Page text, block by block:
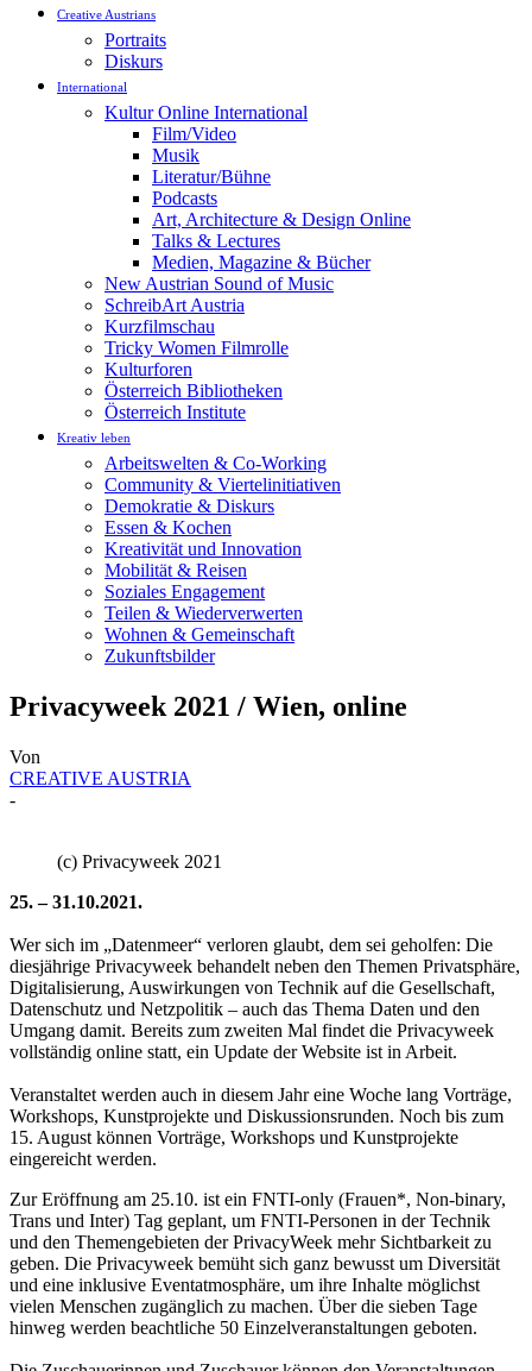
Creative Austrians
Portraits
Diskurs
International
Kultur Online International
Film/Video
Musik
Literatur/Bühne
Podcasts
Art, Architecture & Design Online
Talks & Lectures
Medien, Magazine & Bücher
New Austrian Sound of Music
SchreibArt Austria
Kurzfilmschau
Tricky Women Filmrolle
Kulturforen
Österreich Bibliotheken
Österreich Institute
Kreativ leben
Arbeitswelten & Co-Working
Community & Viertelinitiativen
Demokratie & Diskurs
Essen & Kochen
Kreativität und Innovation
Mobilität & Reisen
Soziales Engagement
Teilen & Wiederverwerten
Wohnen & Gemeinschaft
Zukunftsbilder
Privacyweek 2021 / Wien, online
Von
CREATIVE AUSTRIA
-
(c) Privacyweek 2021
25. – 31.10.2021.
Wer sich im „Datenmeer“ verloren glaubt, dem sei geholfen: Die
diesjährige Privacyweek behandelt neben den Themen Privatsphäre,
Digitalisierung, Auswirkungen von Technik auf die Gesellschaft,
Datenschutz und Netzpolitik – auch das Thema Daten und den
Umgang damit. Bereits zum zweiten Mal findet die Privacyweek
vollständig online statt, ein Update der Website ist in Arbeit.
Veranstaltet werden auch in diesem Jahr eine Woche lang Vorträge,
Workshops, Kunstprojekte und Diskussionsrunden. Noch bis zum
15. August können Vorträge, Workshops und Kunstprojekte
eingereicht werden.
Zur Eröffnung am 25.10. ist ein FNTI-only (Frauen*, Non-binary,
Trans und Inter) Tag geplant, um FNTI-Personen in der Technik
und den Themengebieten der PrivacyWeek mehr Sichtbarkeit zu
geben. Die Privacyweek bemüht sich ganz bewusst um Diversität
und eine inklusive Eventatmosphäre, um ihre Inhalte möglichst
vielen Menschen zugänglich zu machen. Über die sieben Tage
hinweg werden beachtliche 50 Einzelveranstaltungen geboten.